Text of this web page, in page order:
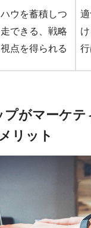
ハウを蓄積しつ
できる、戦略
点を得られる
プがマーケテ
リット